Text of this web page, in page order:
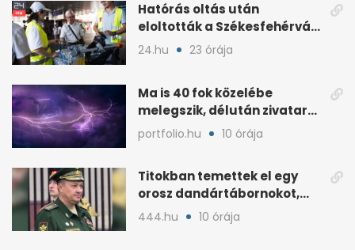
Hatórás oltás után
eloltották a Székesfehérvár
melletti tüzet
24.hu 23 órája
Ma is 40 fok közelébe
melegszik, délután zivatar
és viharos szél jöhet
portfolio.hu 10 órája
Titokban temettek el egy
orosz dandártábornokot,
Csajko barátját
444.hu 10 órája